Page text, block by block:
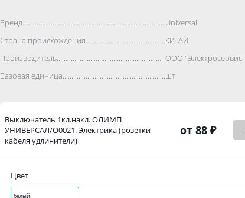
Бренд..................................................................................Universal
Страна происхождения..................................................................................
КИТАЙ
Производитель..................................................................................ООО "Электросервис"
Базовая единица..................................................................................
шт
Выключатель 1кл.накл. ОЛИМП
УНИВЕРСАЛ/О0021. Электрика (розетки
кабеля удлинители)
от 88 ₽ -
Цвет
белый